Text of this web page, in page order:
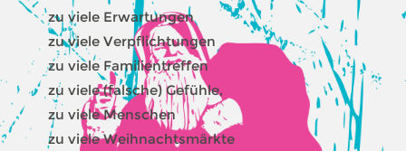
zu viele Erwartungen
zu viele Verpflichtungen
zu viele Familientreffen
zu viele (falsche) Gefühle,
zu viele Menschen
zu viele Weihnachtsmärkte